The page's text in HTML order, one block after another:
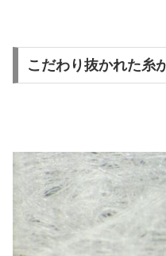
こだわり抜かれた糸